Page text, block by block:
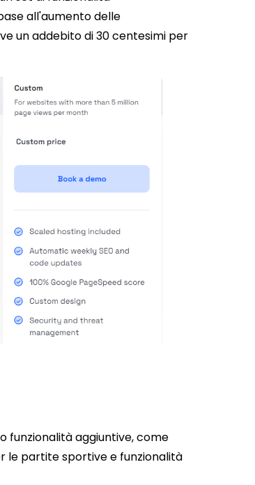
all'aumento delle
un addebito di 30 centesimi per
funzionalità aggiuntive, come
le partite sportive e funzionalità